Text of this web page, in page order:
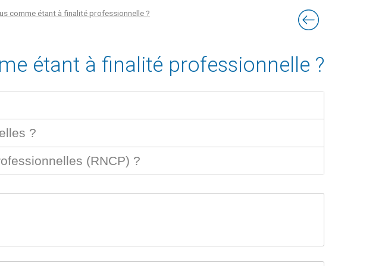
comme étant à finalité professionnelle ?
étant à finalité professionnelle ?
?
(RNCP) ?